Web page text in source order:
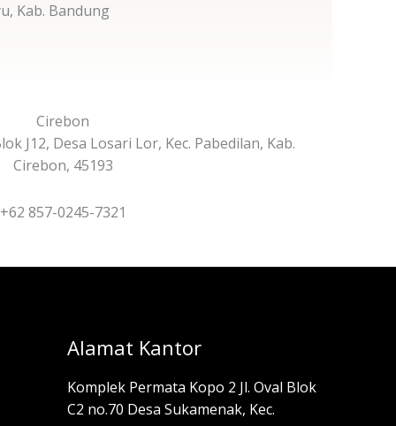
Kab. Bandung
Cirebon
J12, Desa Losari Lor, Kec. Pabedilan, Kab.
Cirebon, 45193
+62 857-0245-7321
Alamat Kantor
Komplek Permata Kopo 2 Jl. Oval Blok
C2 no.70 Desa Sukamenak, Kec.